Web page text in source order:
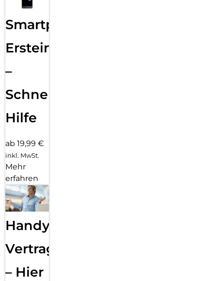
Smartphone
Ersteinrichtung
–
Schnelle
Hilfe
ab 19,99 €
inkl. MwSt.
Mehr
erfahren
Handy
Vertragsabwicklung
– Hier